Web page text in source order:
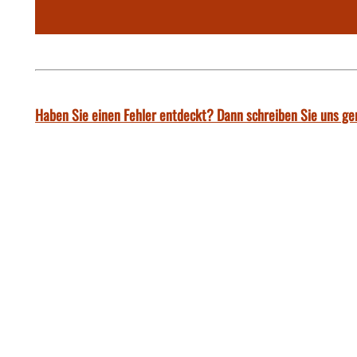
Haben Sie einen Fehler entdeckt? Dann schreiben Sie uns